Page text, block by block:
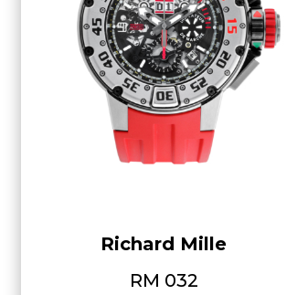
Richard Mille
RM 032